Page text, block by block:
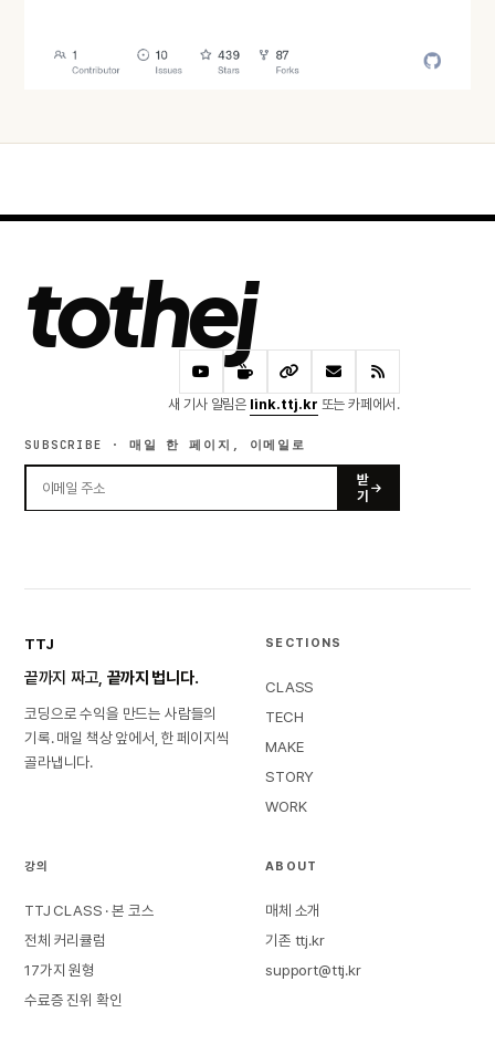
오늘 · 28 READS
tothej
새 기사 알림은 link.ttj.kr 또는 카페에서.
SUBSCRIBE · 매일 한 페이지, 이메일로
받
기
TTJ
끝까지 짜고, 끝까지 법니다.
코딩으로 수익을 만드는 사람들의
기록. 매일 책상 앞에서, 한 페이지씩
골라냅니다.
SECTIONS
CLASS
TECH
MAKE
STORY
WORK
강의
TTJ CLASS · 본 코스
전체 커리큘럼
17가지 원형
수료증 진위 확인
ABOUT
매체 소개
기존 ttj.kr
support@ttj.kr